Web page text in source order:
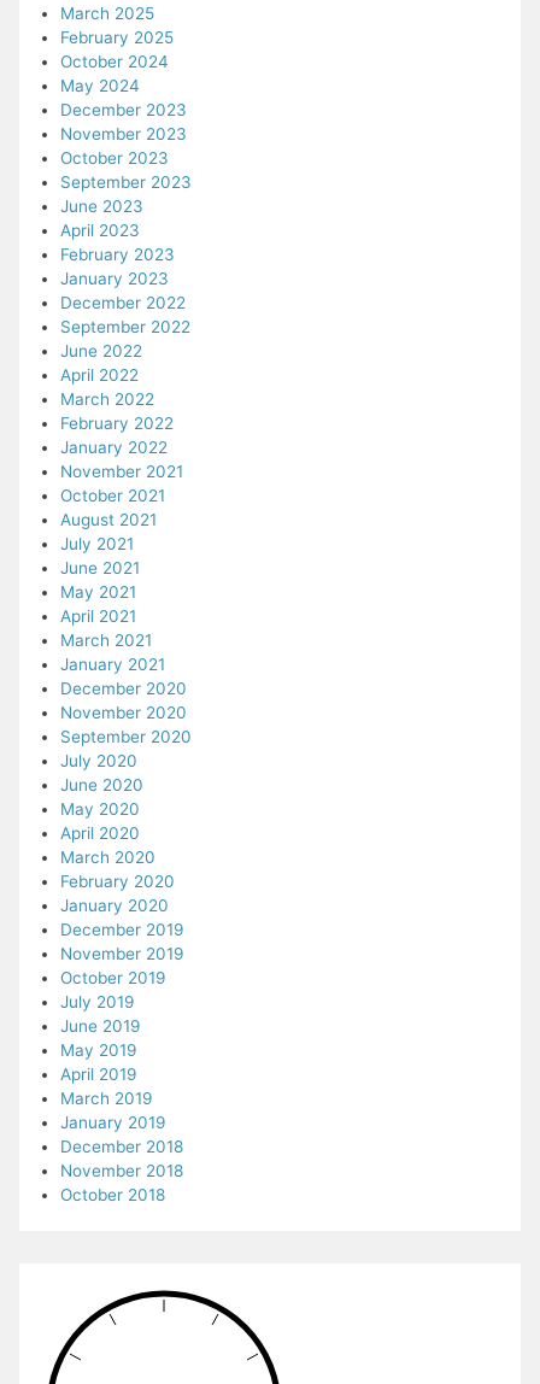
March 2025
February 2025
October 2024
May 2024
December 2023
November 2023
October 2023
September 2023
June 2023
April 2023
February 2023
January 2023
December 2022
September 2022
June 2022
April 2022
March 2022
February 2022
January 2022
November 2021
October 2021
August 2021
July 2021
June 2021
May 2021
April 2021
March 2021
January 2021
December 2020
November 2020
September 2020
July 2020
June 2020
May 2020
April 2020
March 2020
February 2020
January 2020
December 2019
November 2019
October 2019
July 2019
June 2019
May 2019
April 2019
March 2019
January 2019
December 2018
November 2018
October 2018